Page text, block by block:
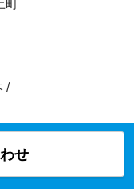
町
/
せ